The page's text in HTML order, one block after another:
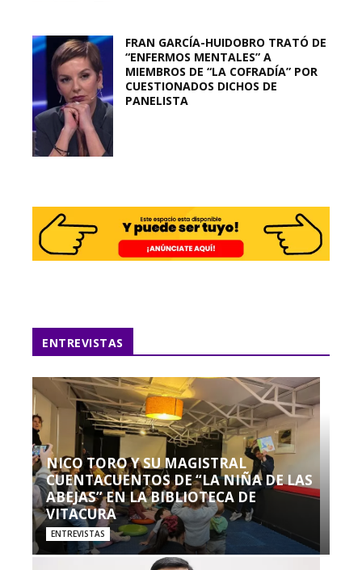
FRAN GARCÍA-HUIDOBRO TRATÓ DE
“ENFERMOS MENTALES” A
MIEMBROS DE “LA COFRADÍA” POR
CUESTIONADOS DICHOS DE
PANELISTA
ENTREVISTAS
NICO TORO Y SU MAGISTRAL
CUENTACUENTOS DE “LA NIÑA DE LAS
ABEJAS” EN LA BIBLIOTECA DE
VITACURA
ENTREVISTAS